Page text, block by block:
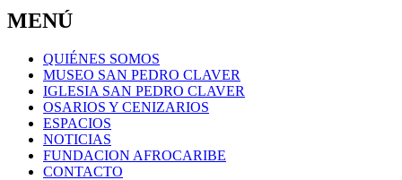
MENÚ
QUIÉNES SOMOS
MUSEO SAN PEDRO CLAVER
IGLESIA SAN PEDRO CLAVER
OSARIOS Y CENIZARIOS
ESPACIOS
NOTICIAS
FUNDACION AFROCARIBE
CONTACTO